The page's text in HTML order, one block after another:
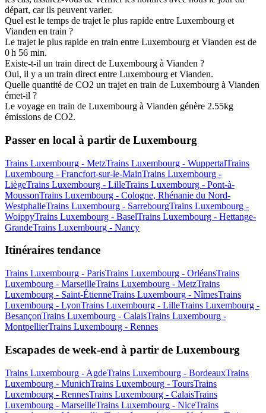
départ, car ils peuvent varier.
Quel est le temps de trajet le plus rapide entre Luxembourg et
Vianden en train ?
Le trajet le plus rapide en train entre Luxembourg et Vianden est de
0 h 56 min.
Existe-t-il un train direct de Luxembourg à Vianden ?
Oui, il y a un train direct entre Luxembourg et Vianden.
Quelle quantité de CO2 un trajet en train de Luxembourg à Vianden
émet-il ?
Le voyage en train de Luxembourg à Vianden génère 2.55kg
émissions de CO2.
Passer en local à partir de Luxembourg
Trains Luxembourg - MetzTrains Luxembourg - WuppertalTrains
Luxembourg - Francfort-sur-le-MainTrains Luxembourg -
LiègeTrains Luxembourg - LilleTrains Luxembourg - Pont-à-
MoussonTrains Luxembourg - Cologne, Rhénanie du Nord-
WestphalieTrains Luxembourg - SarrebourgTrains Luxembourg -
WoippyTrains Luxembourg - BaselTrains Luxembourg - Hettange-
GrandeTrains Luxembourg - Nancy
Itinéraires tendance
Trains Luxembourg - ParisTrains Luxembourg - OrléansTrains
Luxembourg - MarseilleTrains Luxembourg - MetzTrains
Luxembourg - Saint-ÉtienneTrains Luxembourg - NîmesTrains
Luxembourg - LyonTrains Luxembourg - LilleTrains Luxembourg -
BesançonTrains Luxembourg - CalaisTrains Luxembourg -
MontpellierTrains Luxembourg - Rennes
Escapades de week-end à partir de Luxembourg
Trains Luxembourg - AgdeTrains Luxembourg - BordeauxTrains
Luxembourg - MunichTrains Luxembourg - ToursTrains
Luxembourg - RennesTrains Luxembourg - CalaisTrains
Luxembourg - MarseilleTrains Luxembourg - NiceTrains